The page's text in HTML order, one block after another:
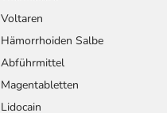
Voltaren
Hämorrhoiden Salbe
Abführmittel
Magentabletten
Lidocain